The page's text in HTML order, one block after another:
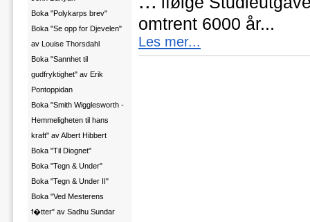
Boka "Polykarps brev"
Boka "Se opp for Djevelen"
av Louise Thorsdahl
Boka "Sannhet til
gudfryktighet" av Erik
Pontoppidan
Boka "Smith Wigglesworth -
Hemmeligheten til hans
kraft" av Albert Hibbert
Boka "Til Diognet"
Boka "Tegn & Under"
Boka "Tegn & Under II"
Boka "Ved Mesterens
f�tter" av Sadhu Sundar
omtrent 6000 år...
Les mer...